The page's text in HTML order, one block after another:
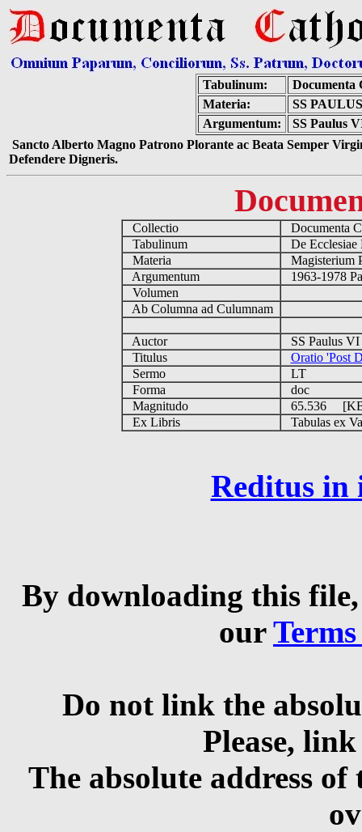
Tabulinum:
Documenta
Materia:
SS
Argumentum:
SS Paulus
Sancto Alberto Magno Patrono Plorante ac Beata Semper
Defendere Digneris.
Collectio
Documenta
Tabulinum
De
Materia
Magisterium
Argumentum
1963-1978
Volumen
Ab Columna ad Culumnam
Auctor
SS Paulus
Titulus
Oratio 'Post
Sermo
LT
Forma
doc
Magnitudo
65.536
Ex Libris
Tabulas ex
Reditus in
By downloading this
our
Do not link the
Please,
The absolute address